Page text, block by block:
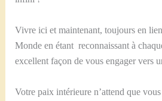
Vivre ici et maintenant, toujours en
Monde en étant reconnaissant à
excellent façon de vous engager vers
Votre paix intérieure n’attend que